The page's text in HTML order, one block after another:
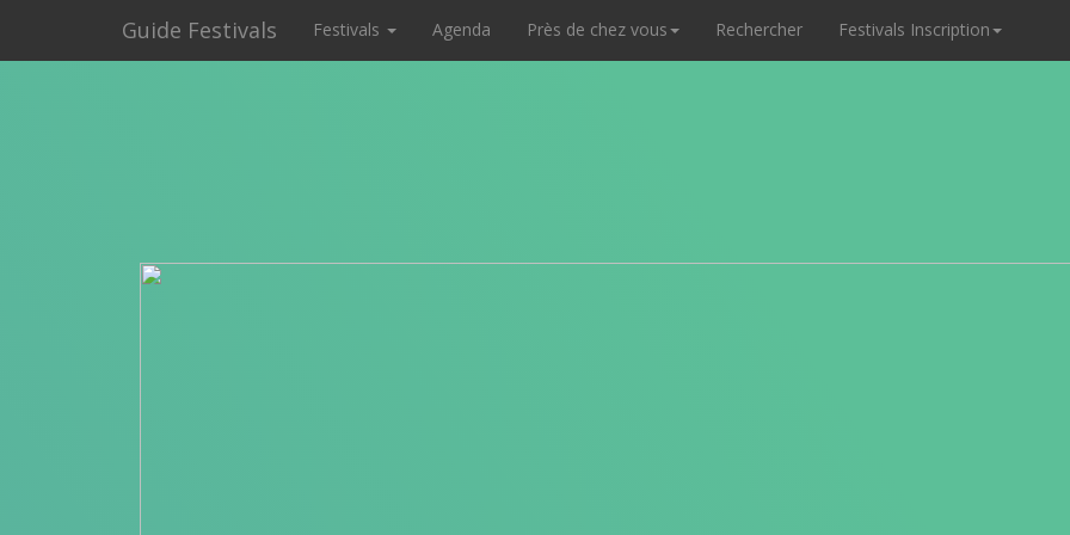
Guide Festivals Festivals Agenda Près de chez vous Rechercher Festivals Inscription